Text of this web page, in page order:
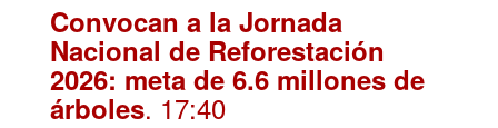
Convocan a la Jornada
Nacional de Reforestación
2026: meta de 6.6 millones de
árboles. 17:40